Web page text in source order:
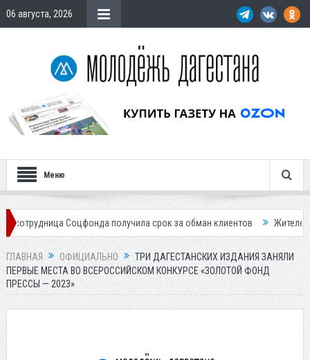
06 августа, 2026
Меню
Соцфонда получила срок за обман клиентов Жителей Дагестана
ГЛАВНАЯ ОФИЦИАЛЬНО
ТРИ ДАГЕСТАНСКИХ ИЗДАНИЯ ЗАНЯЛИ
ПЕРВЫЕ МЕСТА ВО ВСЕРОССИЙСКОМ КОНКУРСЕ «ЗОЛОТОЙ ФОНД
ПРЕССЫ — 2023»